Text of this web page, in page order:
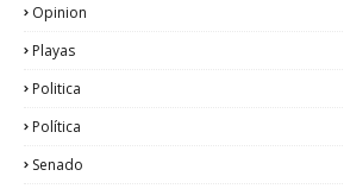
Opinion
Playas
Politica
Política
Senado